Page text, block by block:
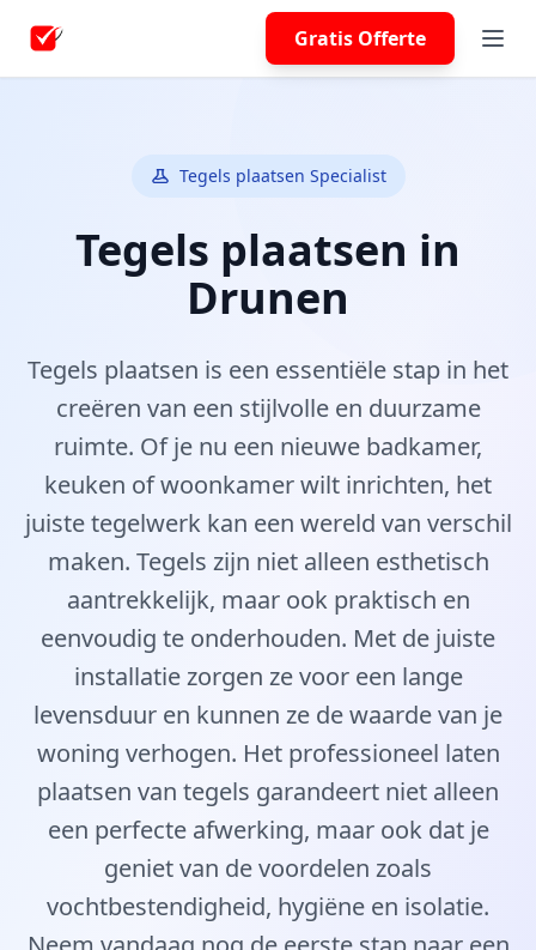
Gratis Offerte
Tegels plaatsen Specialist
Tegels plaatsen in
Drunen
Tegels plaatsen is een essentiële stap in het
creëren van een stijlvolle en duurzame
ruimte. Of je nu een nieuwe badkamer,
keuken of woonkamer wilt inrichten, het
juiste tegelwerk kan een wereld van verschil
maken. Tegels zijn niet alleen esthetisch
aantrekkelijk, maar ook praktisch en
eenvoudig te onderhouden. Met de juiste
installatie zorgen ze voor een lange
levensduur en kunnen ze de waarde van je
woning verhogen. Het professioneel laten
plaatsen van tegels garandeert niet alleen
een perfecte afwerking, maar ook dat je
geniet van de voordelen zoals
vochtbestendigheid, hygiëne en isolatie.